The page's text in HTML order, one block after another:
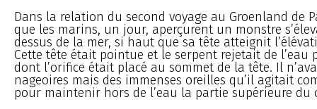
Dans la relation du second voyage au Groenland de
que les marins, un jour, aperçurent un monstre
dessus de la mer, si haut que sa tête atteignit
Cette tête était pointue et le serpent rejetait de l’eau
dont l’orifice était placé au sommet de la tête. Il
nageoires mais des immenses oreilles qu’il agitait
pour maintenir hors de l’eau la partie supérieure du